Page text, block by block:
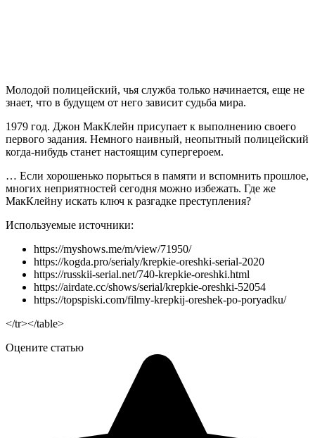
Молодой полицейский, чья служба только начинается, еще не
знает, что в будущем от него зависит судьба мира.
1979 год. Джон МакКлейн присупает к выполнению своего
первого задания. Немного наивный, неопытный полицейский
когда-нибудь станет настоящим супергероем.
… Если хорошенько порыться в памяти и вспомнить прошлое,
многих неприятностей сегодня можно избежать. Где же
МакКлейну искать ключ к разгадке преступления?
Используемые источники:
https://myshows.me/m/view/71950/
https://kogda.pro/serialy/krepkie-oreshki-serial-2020
https://russkii-serial.net/740-krepkie-oreshki.html
https://airdate.cc/shows/serial/krepkie-oreshki-52054
https://topspiski.com/filmy-krepkij-oreshek-po-poryadku/
</tr></table>
Оцените статью